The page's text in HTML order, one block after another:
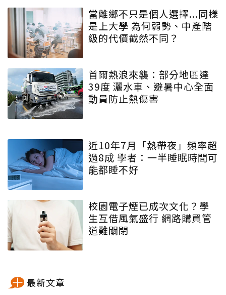
當離鄉不只是個人選擇...同樣
是上大學 為何弱勢、中產階
級的代價截然不同？
首爾熱浪來襲：部分地區達
39度 灑水車、避暑中心全面
動員防止熱傷害
近10年7月「熱帶夜」頻率超
過8成 學者：一半睡眠時間可
能都睡不好
校園電子煙已成次文化？學
生互借風氣盛行 網路購買管
道難關閉
最新文章